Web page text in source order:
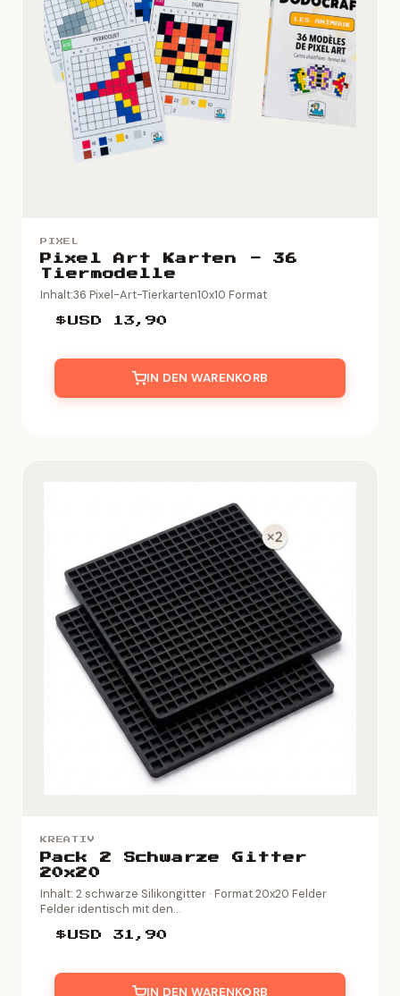
PIXEL
Pixel Art Karten - 36
Tiermodelle
Inhalt:36 Pixel-Art-Tierkarten10x10 Format
$USD 13,90
IN DEN WARENKORB
KREATIV
Pack 2 Schwarze Gitter
20x20
Inhalt: 2 schwarze Silikongitter · Format 20x20 Felder
Felder identisch mit den...
$USD31,90
IN DEN WARENKORB